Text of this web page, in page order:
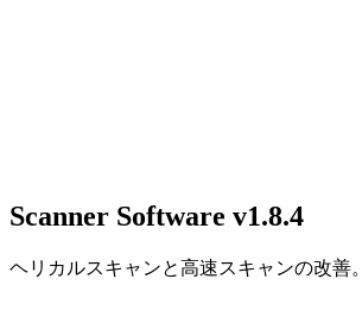
Scanner Software v1.8.4
ヘリカルスキャンと高速スキャンの改善。